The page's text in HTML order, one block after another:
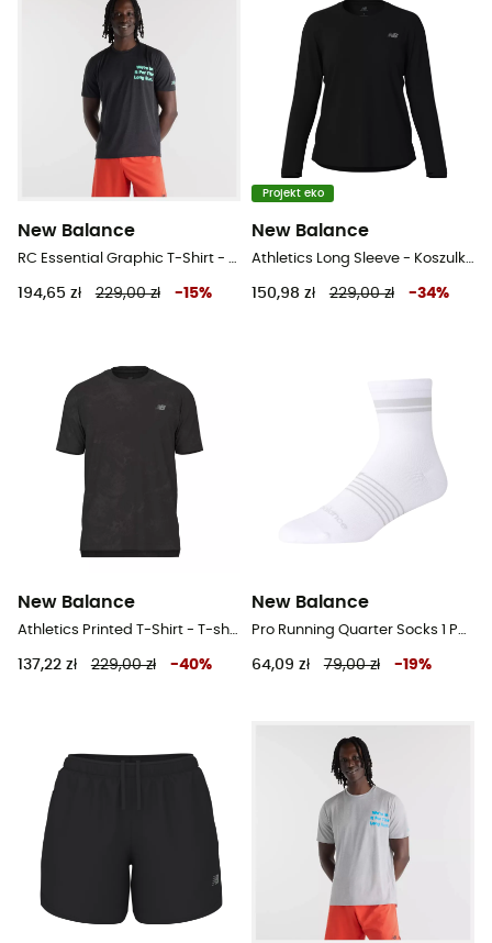
New Balance
RC Essential Graphic T-Shirt - T-shirt meski
194,65 zł 229,00 zł -15%
Projekt eko
New Balance
Athletics Long Sleeve - Koszulka damska
150,98 zł 229,00 zł -34%
New Balance
Athletics Printed T-Shirt - T-shirt meski
137,22 zł 229,00 zł -40%
New Balance
Pro Running Quarter Socks 1 Pair - Skarpety do biegania
64,09 zł 79,00 zł -19%